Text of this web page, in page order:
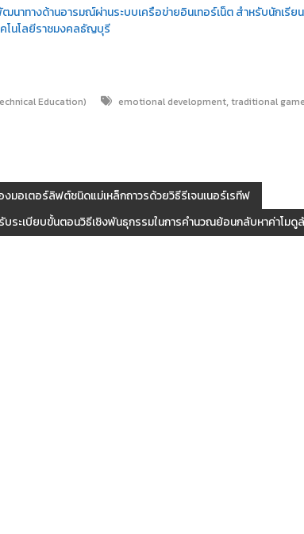
ฒนาทางด้านอารมณ์ผ่านระบบเครือข่ายอินเทอร์เน็ต สำหรับนักเรีย
โนโลยีราชมงคลธัญบุรี
Education) emotional development,traditional game
มอเตอร์ลิฟต์ชนิดแม่เหล็กถาวรด้วยวิธีรีเจนเนอร์เรทีฟ
บระเบียบขั้นตอนวิธีเชิงพันธุกรรมในการคำนวณย้อนกลับหาค่าโ